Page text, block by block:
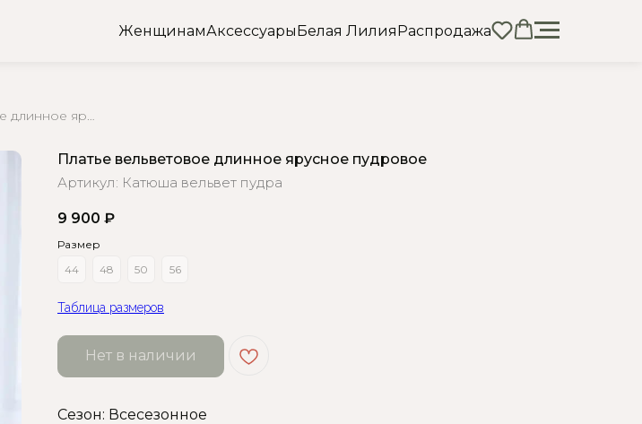
ЖенщинамАксессуарыБелая ЛилияРаспродажа
Платье вельветовое длинное ярусное пудровое
Платье вельветовое длинное ярусное пудровое
Артикул: Катюша вельвет пудра
9 900 ₽
Размер
44
48 50 56
Таблица размеров
Нет в наличии
Сезон: Всесезонное